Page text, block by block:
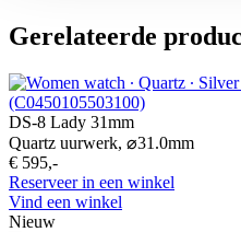
Gerelateerde
DS-8 Lady 31mm
Quartz uurwerk, ⌀31.0mm
€ 595,-
Reserveer in een winkel
Vind een winkel
Nieuw